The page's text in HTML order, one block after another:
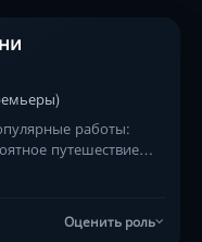
работы:
путешествие
Оценить роль